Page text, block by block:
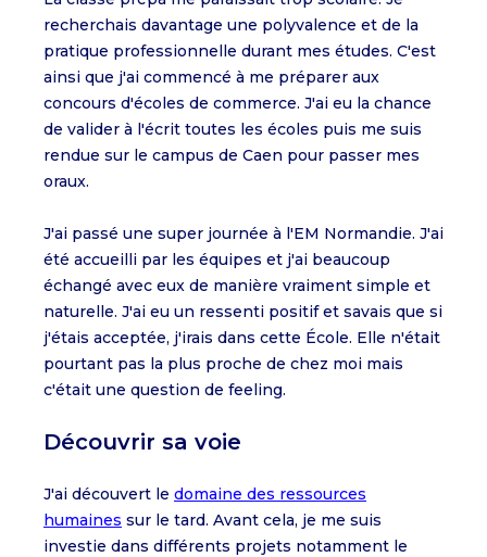
recherchais davantage une polyvalence et de la
pratique professionnelle durant mes études. C'est
ainsi que j'ai commencé à me préparer aux
concours d'écoles de commerce. J'ai eu la chance
de valider à l'écrit toutes les écoles puis me suis
rendue sur le campus de Caen pour passer mes
oraux.
J'ai passé une super journée à l'EM Normandie. J'ai
été accueilli par les équipes et j'ai beaucoup
échangé avec eux de manière vraiment simple et
naturelle. J'ai eu un ressenti positif et savais que si
j'étais acceptée, j'irais dans cette École. Elle n'était
pourtant pas la plus proche de chez moi mais
c'était une question de feeling.
Découvrir sa voie
J'ai découvert le domaine des ressources
humaines sur le tard. Avant cela, je me suis
investie dans différents projets notamment le